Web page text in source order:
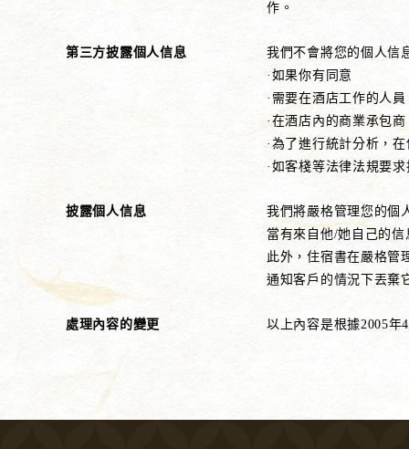
作。
第三方披露個人信息
我們不會將您的個人信
·如果你有同意
·需要在酒店工作的人
·在酒店內的商業承包
·為了進行統計分析，
·如客棧等法律法規要求
披露個人信息
我們將嚴格管理您的個
當有來自他/她自己的
此外，住宿書在嚴格管
通知客戶的情況下丟棄
處理內容的變更 以上內容是根據2005年